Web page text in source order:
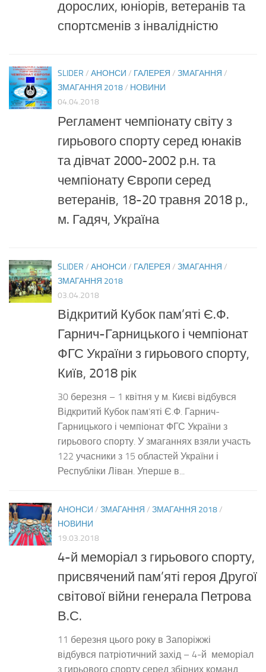
дорослих, юніорів, ветеранів та
спортсменів з інвалідністю
SLIDER / АНОНСИ / ГАЛЕРЕЯ / ЗМАГАННЯ /
ЗМАГАННЯ 2018/ НОВИНИ
04.04.2018
Регламент чемпіонату світу з
гирьового спорту серед юнаків
та дівчат 2000-2002 р.н. та
чемпіонату Європи серед
ветеранів, 18-20 травня 2018 р.,
м. Гадяч, Україна
SLIDER / АНОНСИ / ГАЛЕРЕЯ / ЗМАГАННЯ /
ЗМАГАННЯ 2018
03.04.2018
Відкритий Кубок пам’яті Є.Ф.
Гарнич-Гарницького і чемпіонат
ФГС України з гирьового спорту,
Київ, 2018 рік
30 березня – 1 квітня у м. Києві відбувся
Відкритий Кубок пам’яті Є.Ф. Гарнич-
Гарницького і чемпіонат ФГС України з
гирьового спорту. У змаганнях взяли участь
122 учасники з 15 областей України і
Республіки Ліван. Уперше в...
АНОНСИ / ЗМАГАННЯ / ЗМАГАННЯ 2018/
НОВИНИ
19.03.2018
4-й меморіал з гирьового спорту,
присвячений пам’яті героя Другої
світової війни генерала Петрова
В.С.
11 березня цього року в Запоріжжі
відбувся патріотичний захід – 4-й меморіал
з гирьового спорту серед збірних команд